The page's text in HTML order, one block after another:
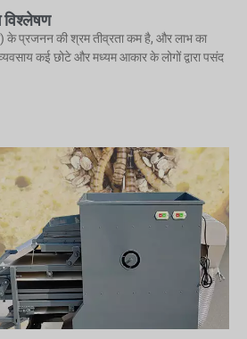
विश्लेषण
के प्रजनन की श्रम तीव्रता कम है, और लाभ का
कई छोटे और मध्यम आकार के लोगों द्वारा पसंद